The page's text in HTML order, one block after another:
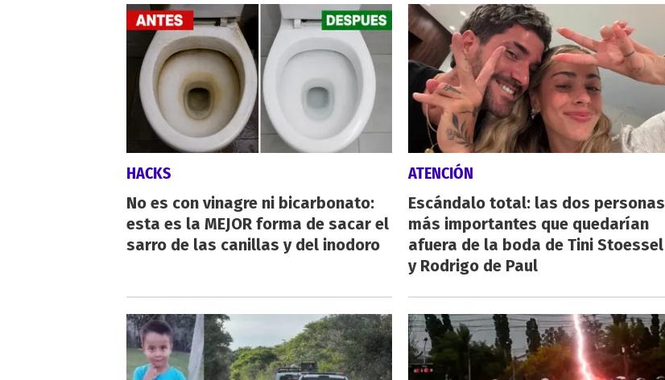
HACKS
No es con vinagre ni bicarbonato:
esta es la MEJOR forma de sacar el
sarro de las canillas y del inodoro
ATENCIÓN
Escándalo total: las dos personas
más importantes que quedarían
afuera de la boda de Tini Stoessel
y Rodrigo de Paul